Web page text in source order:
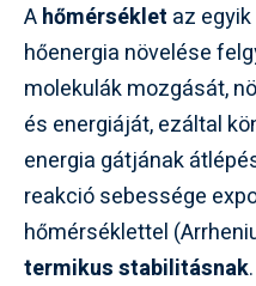
Ahőmérséklet az
hőenergia növelése
molekulák mozgását,
és energiáját, ezáltal
energia gátjának
reakció sebessége
hőmérséklettel
termikus stabilitásnak